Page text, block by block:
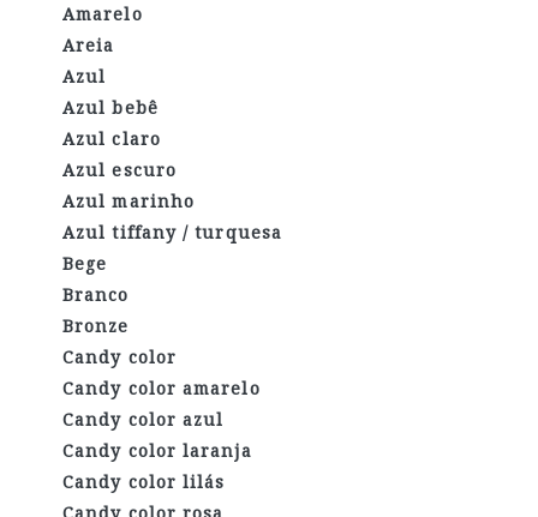
Amarelo
Areia
Azul
Azul bebê
Azul claro
Azul escuro
Azul marinho
Azul tiffany / turquesa
Bege
Branco
Bronze
Candy color
Candy color amarelo
Candy color azul
Candy color laranja
Candy color lilás